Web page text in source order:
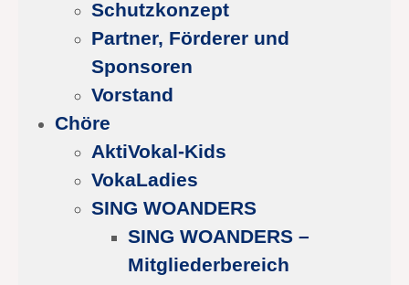
Schutzkonzept
Partner, Förderer und
Sponsoren
Vorstand
Chöre
AktiVokal-Kids
VokaLadies
SING WOANDERS
SING WOANDERS –
Mitgliederbereich